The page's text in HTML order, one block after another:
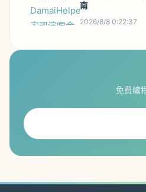
南
2026/8/8 0:22:37
免费编